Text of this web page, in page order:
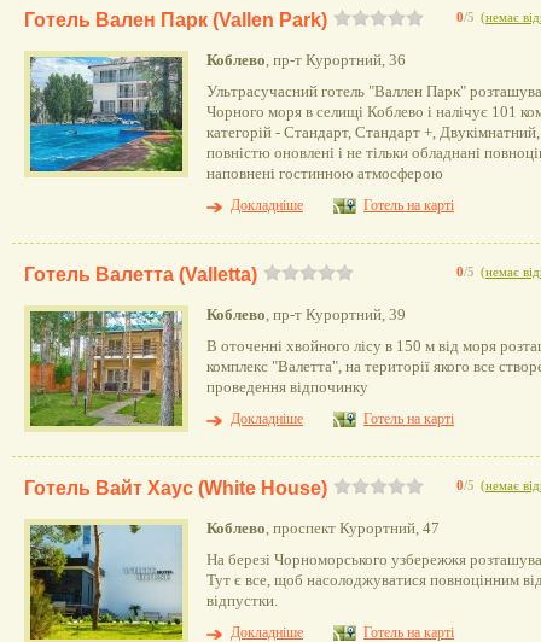
0/5 (немає
Готель Вален Парк (Vallen Park)
Коблево, пр-т Курортний, 36
Ультрасучасний готель "Валлен Парк"
Чорного моря в селищі Коблево і налічує 101
категорій - Стандарт, Стандарт +,
повністю оновлені і не тільки обладнані
наповнені гостинною атмосферою
Докладніше
Готель на карті
0/5 (немає
Готель Валетта (Valletta)
Коблево, пр-т Курортний, 39
В оточенні хвойного лісу в 150 м від моря
комплекс "Валетта", на території якого все
проведення відпочинку
Докладніше
Готель на карті
0/5 (немає
Готель Вайт Хаус (White House)
Коблево, проспект Курортний, 47
На березі Чорноморського узбережжя
Тут є все, щоб насолоджуватися повноцінним
відпустки.
Докладніше
Готель на карті